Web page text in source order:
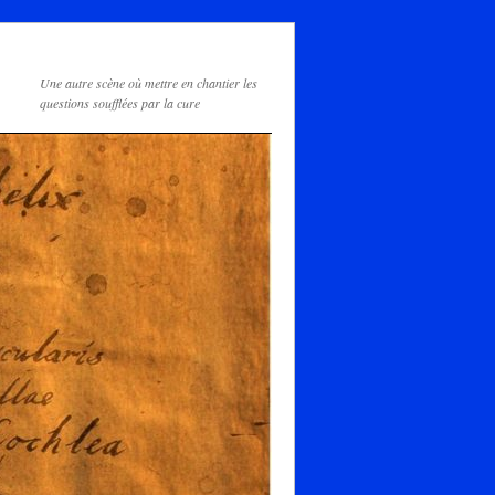
Une autre scène où mettre en chantier les
questions soufflées par la cure